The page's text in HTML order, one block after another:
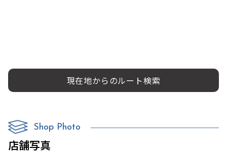
現在地からのルート検索
Shop Photo
店舗写真